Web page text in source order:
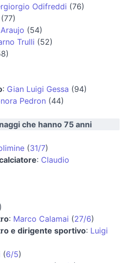
Odifreddi (76)
(77)
(54)
Trulli (52)
: Gian Luigi Gessa (94)
Pedron (44)
che hanno 75 anni
(31/7)
: Claudio
)
: Marco Calamai (27/6)
e dirigente sportivo: Luigi
(6/5)